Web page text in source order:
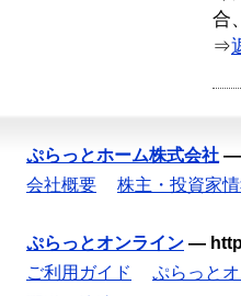
合
⇒
ぷらっとホーム株式会社 —
会社概要
株主・投資家
ぷらっとオンライン —
ご利用ガイド
ぷらっと